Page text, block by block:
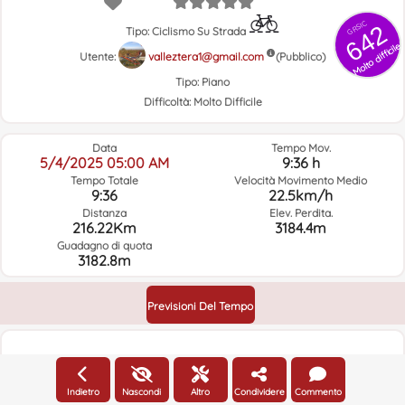
GRSIC
642
Molto difficile
Tipo: Ciclismo Su Strada
Utente:
valleztera1@gmail.com
(Pubblico)
Tipo: Piano
Difficoltà: Molto Difficile
Data
5/4/2025 05:00 AM
Tempo Totale
9:36
Distanza
216.22Km
Guadagno di quota
3182.8m
Tempo Mov.
9:36 h
Velocità Movimento Medio
22.5km/h
Elev. Perdita.
3184.4m
Previsioni Del Tempo
Altitudine
Indietro Nascondi Altro Condividere Commento